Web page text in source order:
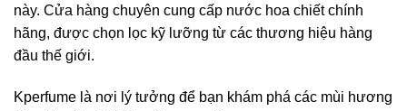
này. Cửa hàng chuyên cung cấp nước hoa chiết chính
hãng, được chọn lọc kỹ lưỡng từ các thương hiệu hàng
đầu thế giới.
Kperfume là nơi lý tưởng để bạn khám phá các mùi hương